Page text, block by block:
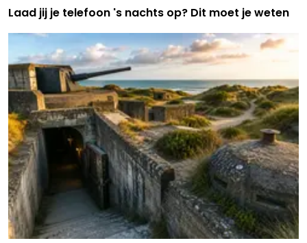
Laad jij je telefoon 's nachts op? Dit moet je weten